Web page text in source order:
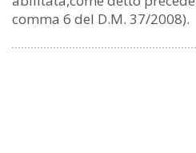
comma 6 del D.M. 37/2008).